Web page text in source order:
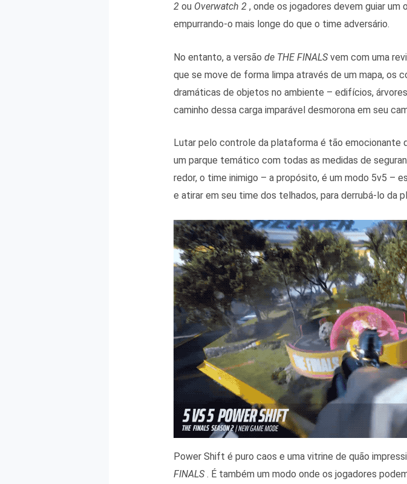
2ou Overwatch 2, onde os jogadores devem guiar
empurrando-o mais longe do que o time adversário.
No entanto, a versão de THE FINALSvem com uma
que se move de forma limpa através de um mapa,
dramáticas de objetos no ambiente – edifícios,
caminho dessa carga imparável desmorona em seu
Lutar pelo controle da plataforma é tão
um parque temático com todas as medidas de
redor, o time inimigo – a propósito, é um modo 5v5 –
e atirar em seu time dos telhados, para derrubá-lo da
Power Shift é puro caos e uma vitrine de quão
FINALS . É também um modo onde os jogadores